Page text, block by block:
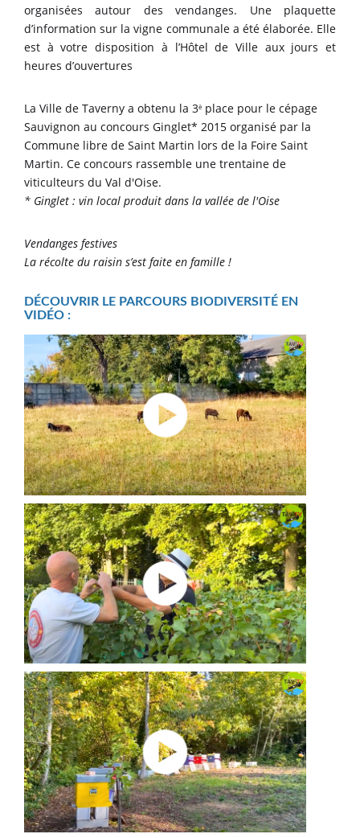
organisées autour des vendanges. Une plaquette
d’information sur la vigne communale a été élaborée. Elle
est à votre disposition à l’Hôtel de Ville aux jours et
heures d’ouvertures
La Ville de Taverny a obtenu la 3è place pour le cépage
Sauvignon au concours Ginglet* 2015 organisé par la
Commune libre de Saint Martin lors de la Foire Saint
Martin. Ce concours rassemble une trentaine de
viticulteurs du Val d'Oise.
* Ginglet : vin local produit dans la vallée de l'Oise
Vendanges festives
La récolte du raisin s’est faite en famille !
DÉCOUVRIR LE PARCOURS BIODIVERSITÉ EN
VIDÉO :